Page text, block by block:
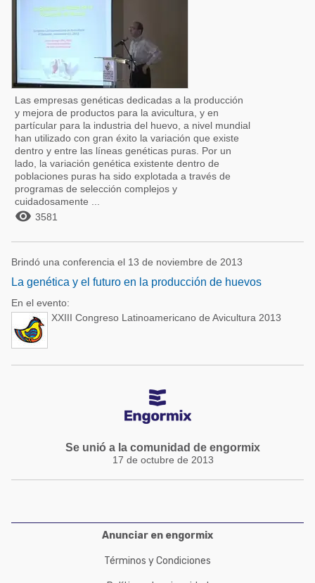
Las empresas genéticas dedicadas a la producción
y mejora de productos para la avicultura, y en
partícular para la industria del huevo, a nivel mundial
han utilizado con gran éxito la variación que existe
dentro y entre las líneas genéticas puras. Por un
lado, la variación genética existente dentro de
poblaciones puras ha sido explotada a través de
programas de selección complejos y
cuidadosamente ...
 3581
Brindó una conferencia el 13 de noviembre de 2013
La genética y el futuro en la producción de huevos
En el evento:
XXIII Congreso Latinoamericano de Avicultura 2013
Se unió a la comunidad de engormix
17 de octubre de 2013
Anunciar en engormix
Términos y Condiciones